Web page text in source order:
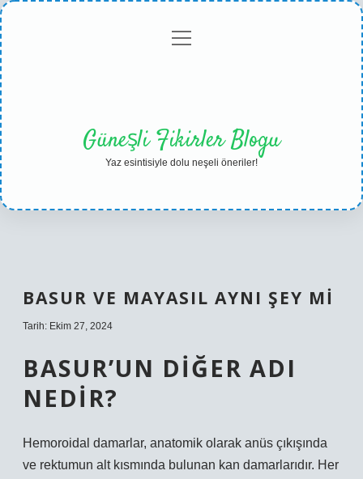
Gizlilikmenüyü
Güneşli Fikirler Blogu
Yaz esintisiyle dolu neşeli öneriler!
BASUR VE MAYASIL AYNI ŞEY MI
Tarih: Ekim 27, 2024
BASUR’UN DIĞER ADI
NEDIR?
Hemoroidal damarlar, anatomik olarak anüs çıkışında
ve rektumun alt kısmında bulunan kan damarlarıdır. Her